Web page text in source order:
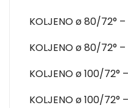
KOLJENO ø 80/72°
KOLJENO ø 80/72°
KOLJENO ø 100/
KOLJENO ø 100/